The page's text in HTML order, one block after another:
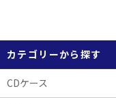
カテゴリーから探す
CDケース